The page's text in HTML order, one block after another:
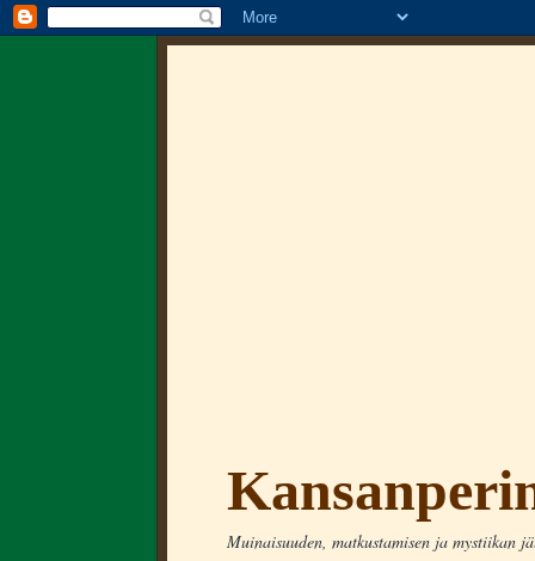
Muinaisuuden, matkustamisen ja mystiikan